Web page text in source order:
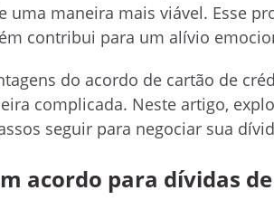
uma maneira mais viável. Esse
contribui para um alívio
do acordo de cartão de
complicada. Neste artigo,
seguir para negociar sua
acordo para dívidas